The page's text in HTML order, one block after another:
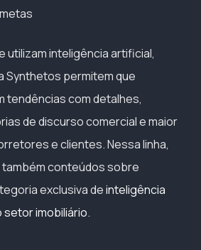
utilizam inteligência artificial,
Synthetos permitem que
tendências com detalhes,
de discurso comercial e maior
e clientes. Nessa linha,
conteúdos sobre
exclusiva deinteligência
setor imobiliário.